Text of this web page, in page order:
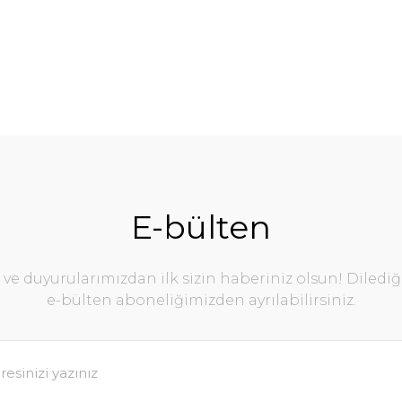
E-bülten
ve duyurularımızdan ilk sizin haberiniz olsun!
e-bülten aboneliğimizden ayrılabilirsiniz.